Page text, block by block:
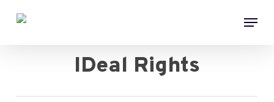
Menu
IDeal Rights